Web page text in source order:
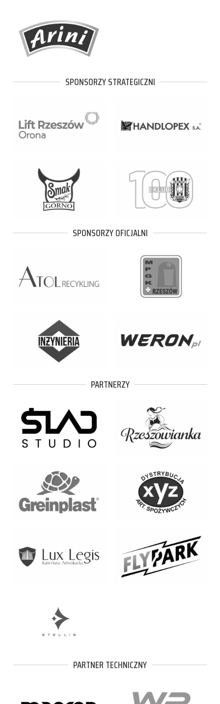
SPONSORZY STRATEGICZNI
SPONSORZY OFICJALNI
PARTNERZY
PARTNER TECHNICZNY